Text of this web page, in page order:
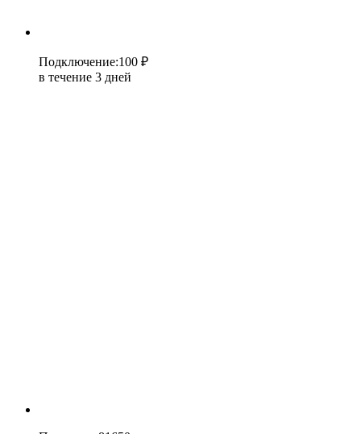
Подключение:100 ₽
в течение 3 дней